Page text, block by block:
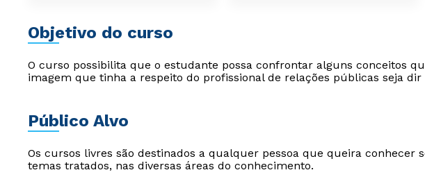
Objetivo do curso
O curso possibilita que o estudante possa confrontar alguns conceitos
imagem que tinha a respeito do profissional de relações públicas seja dir
Público Alvo
Os cursos livres são destinados a qualquer pessoa que queira conhecer
temas tratados, nas diversas áreas do conhecimento.